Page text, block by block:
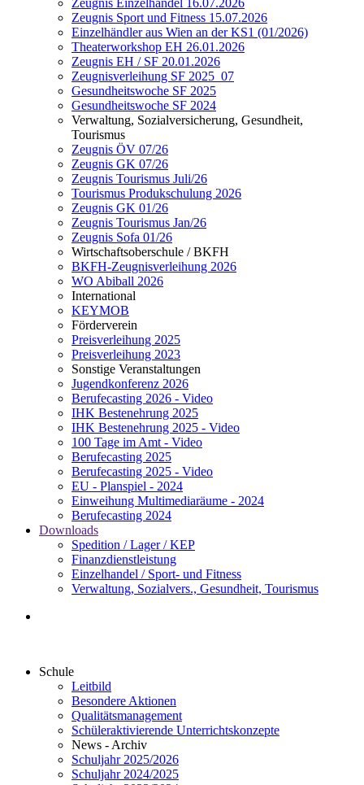
Zeugnis Einzelhandel 16.07.2026
Zeugnis Sport und Fitness 15.07.2026
Einzelhändler aus Wien an der KS1 (01/2026)
Theaterworkshop EH 26.01.2026
Zeugnis EH / SF 20.01.2026
Zeugnisverleihung SF 2025_07
Gesundheitswoche SF 2025
Gesundheitswoche SF 2024
Verwaltung, Sozialversicherung, Gesundheit,
Tourismus
Zeugnis ÖV 07/26
Zeugnis GK 07/26
Zeugnis Tourismus Juli/26
Tourismus Produkschulung 2026
Zeugnis GK 01/26
Zeugnis Tourismus Jan/26
Zeugnis Sofa 01/26
Wirtschaftsoberschule / BKFH
BKFH-Zeugnisverleihung 2026
WO Abiball 2026
International
KEYMOB
Förderverein
Preisverleihung 2025
Preisverleihung 2023
Sonstige Veranstaltungen
Jugendkonferenz 2026
Berufecasting 2026 - Video
IHK Bestenehrung 2025
IHK Bestenehrung 2025 - Video
100 Tage im Amt - Video
Berufecasting 2025
Berufecasting 2025 - Video
EU - Planspiel - 2024
Einweihung Multimediaräume - 2024
Berufecasting 2024
Downloads
Spedition / Lager / KEP
Finanzdienstleistung
Einzelhandel / Sport- und Fitness
Verwaltung, Sozialvers., Gesundheit, Tourismus
Schule
Leitbild
Besondere Aktionen
Qualitätsmanagement
Schüleraktivierende Unterrichtskonzepte
News - Archiv
Schuljahr 2025/2026
Schuljahr 2024/2025